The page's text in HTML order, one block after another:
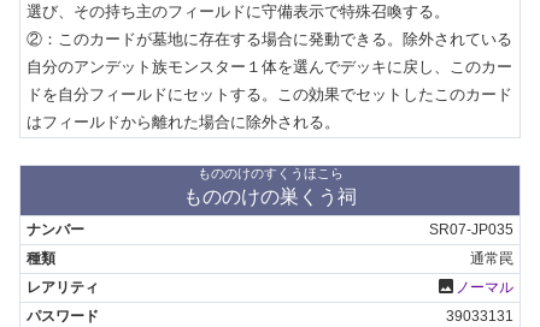
選び、その持ち主のフィールドに守備表示で特殊召喚する。
②：このカードが墓地に存在する場合に発動できる。除外されている
自分のアンデット族モンスター１体を選んでデッキに戻し、このカー
ドを自分フィールドにセットする。この効果でセットしたこのカード
はフィールドから離れた場合に除外される。
もののけのすくうほこら
もののけの巣くう祠
SR07-JP035
通常罠
photo ノーマル
39033131